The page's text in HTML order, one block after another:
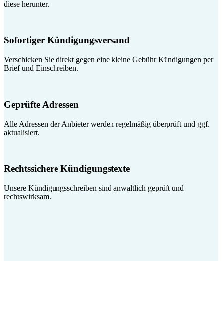
diese herunter.
Sofortiger Kündigungsversand
Verschicken Sie direkt gegen eine kleine Gebühr Kündigungen per
Brief und Einschreiben.
Geprüfte Adressen
Alle Adressen der Anbieter werden regelmäßig überprüft und ggf.
aktualisiert.
Rechtssichere Kündigungstexte
Unsere Kündigungsschreiben sind anwaltlich geprüft und
rechtswirksam.